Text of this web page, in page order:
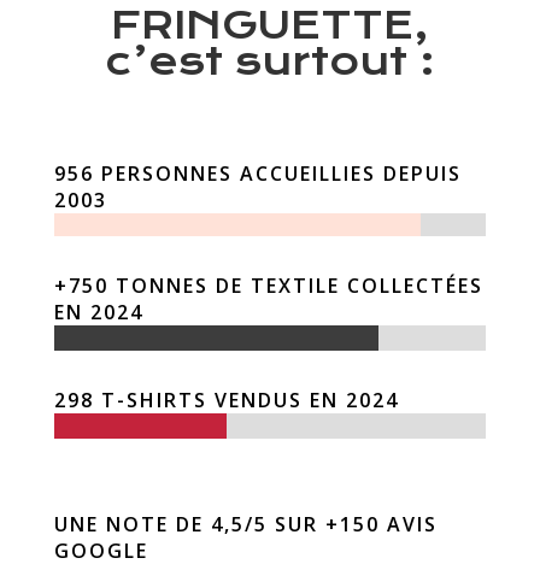
FRINGUETTE,
c’est surtout :
956 PERSONNES ACCUEILLIES DEPUIS
2003
+750 TONNES DE TEXTILE COLLECTÉES
EN 2024
298 T-SHIRTS VENDUS EN 2024
UNE NOTE DE 4,5/5 SUR +150 AVIS
GOOGLE